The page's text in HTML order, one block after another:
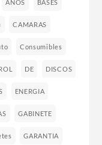
AÑOS BASES
CAMARAS
Consumibles
DE DISCOS
ENERGIA
GABINETE
GARANTIA